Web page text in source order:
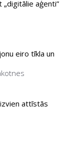
aģenti”
eiro tīkla un
attīstās